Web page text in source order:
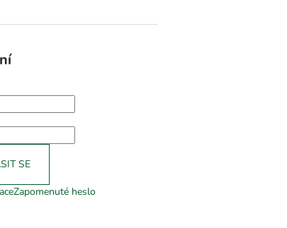
SE
Zapomenuté heslo